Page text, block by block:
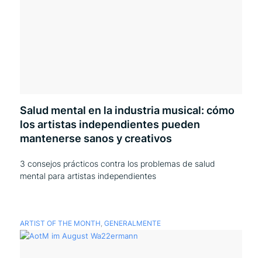
Salud mental en la industria musical: cómo
los artistas independientes pueden
mantenerse sanos y creativos
3 consejos prácticos contra los problemas de salud
mental para artistas independientes
ARTIST OF THE MONTH, GENERALMENTE